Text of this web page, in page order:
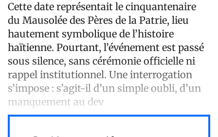
Cette date représentait le cinquantenaire
du Mausolée des Pères de la Patrie, lieu
hautement symbolique de l’histoire
haïtienne. Pourtant, l’événement est passé
sous silence, sans cérémonie officielle ni
rappel institutionnel. Une interrogation
s’impose : s’agit-il d’un simple oubli, d’un
manquement au dev